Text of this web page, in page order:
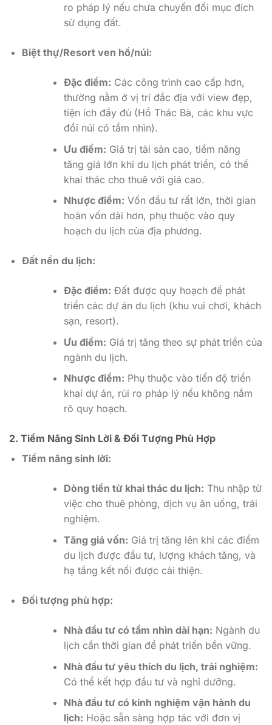
ro pháp lý nếu chưa chuyển đổi mục đích
sử dụng đất.
Biệt thự/Resort ven hồ/núi:
Đặc điểm: Các công trình cao cấp hơn,
thường nằm ở vị trí đắc địa với view đẹp,
tiện ích đầy đủ (Hồ Thác Bà, các khu vực
đồi núi có tầm nhìn).
Ưu điểm: Giá trị tài sản cao, tiềm năng
tăng giá lớn khi du lịch phát triển, có thể
khai thác cho thuê với giá cao.
Nhược điểm: Vốn đầu tư rất lớn, thời gian
hoàn vốn dài hơn, phụ thuộc vào quy
hoạch du lịch của địa phương.
Đất nền du lịch:
Đặc điểm: Đất được quy hoạch để phát
triển các dự án du lịch (khu vui chơi, khách
sạn, resort).
Ưu điểm: Giá trị tăng theo sự phát triển của
ngành du lịch.
Nhược điểm: Phụ thuộc vào tiến độ triển
khai dự án, rủi ro pháp lý nếu không nắm
rõ quy hoạch.
2. Tiềm Năng Sinh Lời & Đối Tượng Phù Hợp
Tiềm năng sinh lời:
Dòng tiền từ khai thác du lịch: Thu nhập từ
việc cho thuê phòng, dịch vụ ăn uống, trải
nghiệm.
Tăng giá vốn: Giá trị tăng lên khi các điểm
du lịch được đầu tư, lượng khách tăng, và
hạ tầng kết nối được cải thiện.
Đối tượng phù hợp:
Nhà đầu tư có tầm nhìn dài hạn: Ngành du
lịch cần thời gian để phát triển bền vững.
Nhà đầu tư yêu thích du lịch, trải nghiệm:
Có thể kết hợp đầu tư và nghỉ dưỡng.
Nhà đầu tư có kinh nghiệm vận hành du
lịch: Hoặc sẵn sàng hợp tác với đơn vị